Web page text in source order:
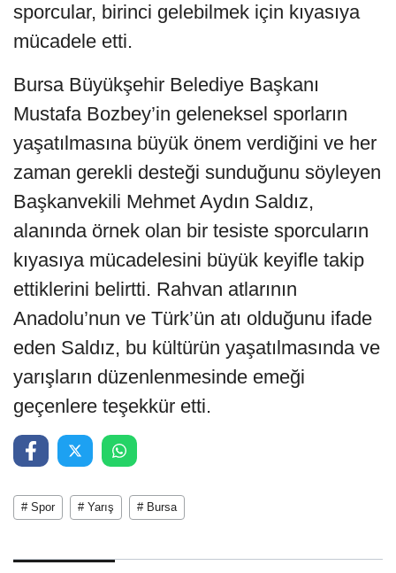
sporcular, birinci gelebilmek için kıyasıya
mücadele etti.
Bursa Büyükşehir Belediye Başkanı
Mustafa Bozbey’in geleneksel sporların
yaşatılmasına büyük önem verdiğini ve her
zaman gerekli desteği sunduğunu söyleyen
Başkanvekili Mehmet Aydın Saldız,
alanında örnek olan bir tesiste sporcuların
kıyasıya mücadelesini büyük keyifle takip
ettiklerini belirtti. Rahvan atlarının
Anadolu’nun ve Türk’ün atı olduğunu ifade
eden Saldız, bu kültürün yaşatılmasında ve
yarışların düzenlenmesinde emeği
geçenlere teşekkür etti.
# Spor # Yarış # Bursa